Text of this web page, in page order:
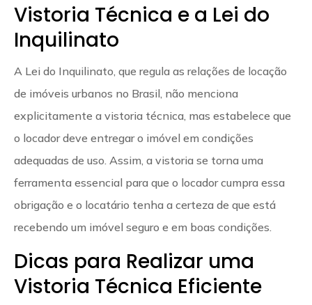
Vistoria Técnica e a Lei do
Inquilinato
A Lei do Inquilinato, que regula as relações de locação
de imóveis urbanos no Brasil, não menciona
explicitamente a vistoria técnica, mas estabelece que
o locador deve entregar o imóvel em condições
adequadas de uso. Assim, a vistoria se torna uma
ferramenta essencial para que o locador cumpra essa
obrigação e o locatário tenha a certeza de que está
recebendo um imóvel seguro e em boas condições.
Dicas para Realizar uma
Vistoria Técnica Eficiente